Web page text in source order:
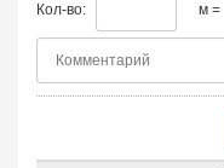
Кол-во: м =